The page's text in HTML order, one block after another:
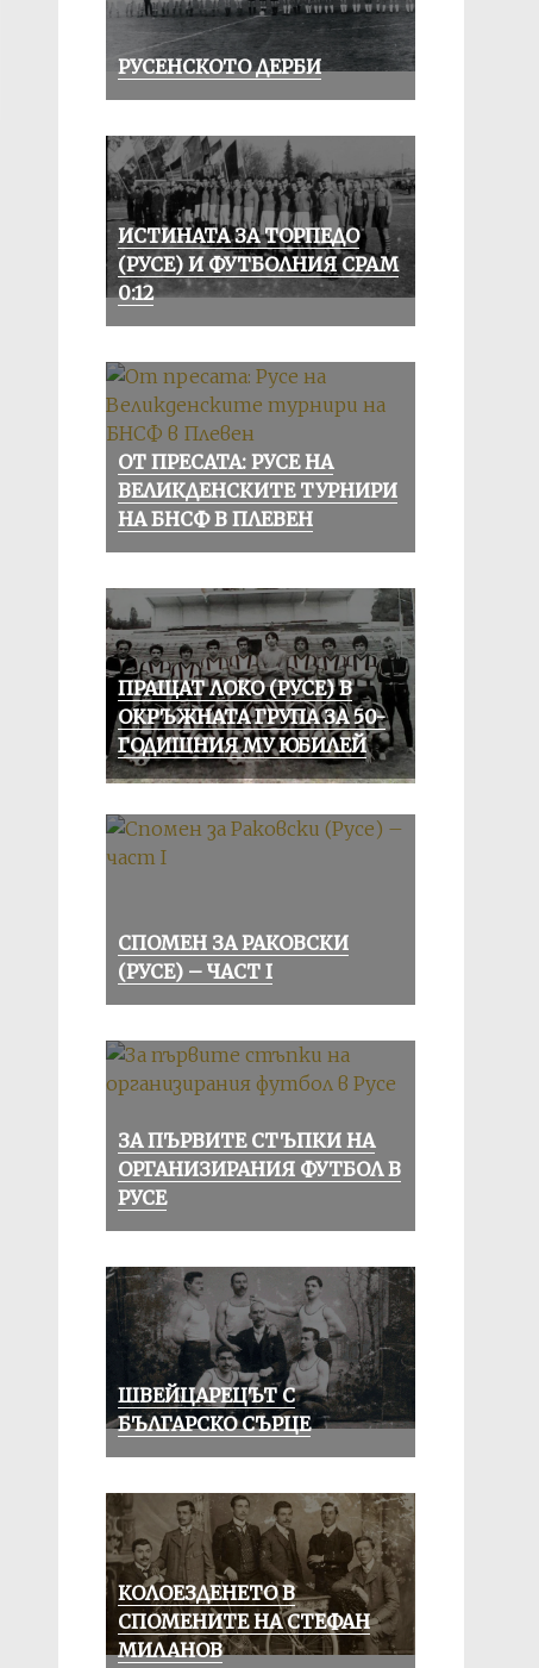
РУСЕНСКОТО ДЕРБИ
ИСТИНАТА ЗА ТОРПЕДО
(РУСЕ) И ФУТБОЛНИЯ СРАМ
0:12
ОТ ПРЕСАТА: РУСЕ НА
ВЕЛИКДЕНСКИТЕ ТУРНИРИ
НА БНСФ В ПЛЕВЕН
ПРАЩАТ ЛОКО (РУСЕ) В
ОКРЪЖНАТА ГРУПА ЗА 50-
ГОДИШНИЯ МУ ЮБИЛЕЙ
СПОМЕН ЗА РАКОВСКИ
(РУСЕ) – ЧАСТ I
ЗА ПЪРВИТЕ СТЪПКИ НА
ОРГАНИЗИРАНИЯ ФУТБОЛ В
РУСЕ
ШВЕЙЦАРЕЦЪТ С
БЪЛГАРСКО СЪРЦЕ
КОЛОЕЗДЕНЕТО В
СПОМЕНИТЕ НА СТЕФАН
МИЛАНОВ